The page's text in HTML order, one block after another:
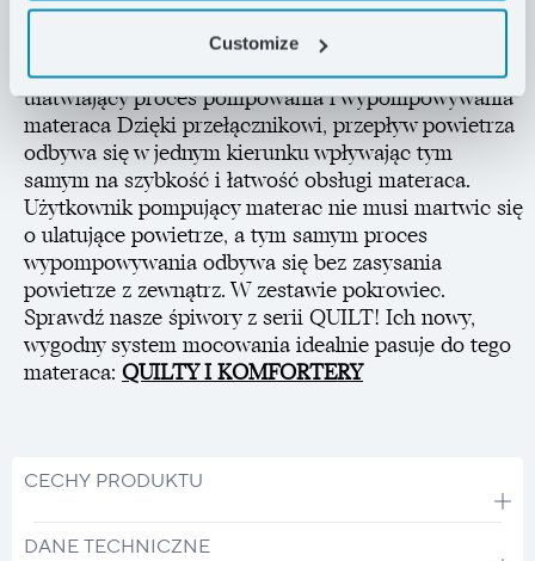
Customize
dodatkowo jeszcze wzmocniony, przez co jest
bardziej odporny na przebicie. Materac posiada
intuicyjny i nowoczesny zawór Valve WingLock™,
ułatwiający proces pompowania i wypompowywania
materaca Dzięki przełącznikowi, przepływ powietrza
odbywa się w jednym kierunku wpływając tym
samym na szybkość i łatwość obsługi materaca.
Użytkownik pompujący materac nie musi martwic się
o ulatujące powietrze, a tym samym proces
wypompowywania odbywa się bez zasysania
powietrze z zewnątrz. W zestawie pokrowiec.
Sprawdź nasze śpiwory z serii QUILT! Ich nowy,
wygodny system mocowania idealnie pasuje do tego
materaca: QUILTY I KOMFORTERY
CECHY PRODUKTU
DANE TECHNICZNE